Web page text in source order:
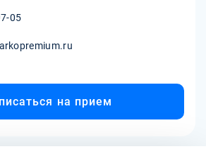
05
на прием